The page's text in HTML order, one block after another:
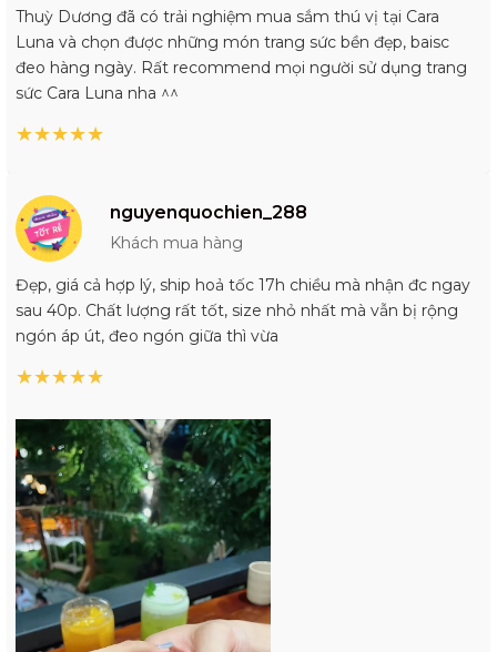
Thuỳ Dương đã có trải nghiệm mua sắm thú vị tại Cara
Luna và chọn được những món trang sức bền đẹp, baisc
đeo hàng ngày. Rất recommend mọi người sử dụng trang
sức Cara Luna nha ^^
★★★★★
nguyenquochien_288
Khách mua hàng
Đẹp, giá cả hợp lý, ship hoả tốc 17h chiều mà nhận đc ngay
sau 40p. Chất lượng rất tốt, size nhỏ nhất mà vẫn bị rộng
ngón áp út, đeo ngón giữa thì vừa
★★★★★